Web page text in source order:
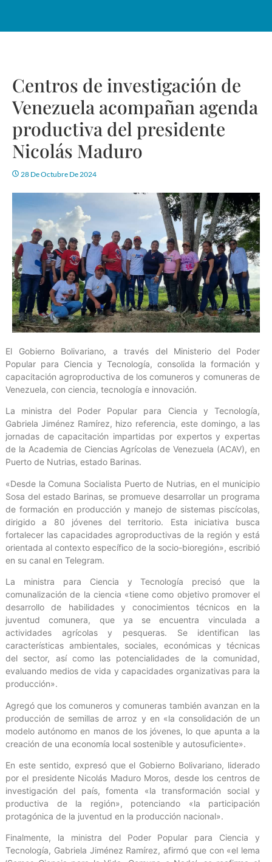
Centros de investigación de
Venezuela acompañan agenda
productiva del presidente
Nicolás Maduro
28 De Octubre De 2024
El Gobierno Bolivariano, a través del Ministerio del Poder
Popular para Ciencia y Tecnología, consolida la formación y
capacitación agroproductiva de los comuneros y comuneras de
Venezuela, con ciencia, tecnología e innovación.
La ministra del Poder Popular para Ciencia y Tecnología,
Gabriela Jiménez Ramírez, hizo referencia, este domingo, a las
jornadas de capacitación impartidas por expertos y expertas
de la Academia de Ciencias Agrícolas de Venezuela (ACAV), en
Puerto de Nutrias, estado Barinas.
«Desde la Comuna Socialista Puerto de Nutrias, en el municipio
Sosa del estado Barinas, se promueve desarrollar un programa
de formación en producción y manejo de sistemas piscícolas,
dirigido a 80 jóvenes del territorio. Esta iniciativa busca
fortalecer las capacidades agroproductivas de la región y está
orientada al contexto específico de la socio-bioregión», escribió
en su canal en Telegram.
La ministra para Ciencia y Tecnología precisó que la
comunalización de la ciencia «tiene como objetivo promover el
desarrollo de habilidades y conocimientos técnicos en la
juventud comunera, que ya se encuentra vinculada a
actividades agrícolas y pesqueras. Se identifican las
características ambientales, sociales, económicas y técnicas
del sector, así como las potencialidades de la comunidad,
evaluando medios de vida y capacidades organizativas para la
producción».
Agregó que los comuneros y comuneras también avanzan en la
producción de semillas de arroz y en «la consolidación de un
modelo autónomo en manos de los jóvenes, lo que apunta a la
creación de una economía local sostenible y autosuficiente».
En este sentido, expresó que el Gobierno Bolivariano, liderado
por el presidente Nicolás Maduro Moros, desde los centros de
investigación del país, fomenta «la transformación social y
productiva de la región», potenciando «la participación
protagónica de la juventud en la producción nacional».
Finalmente, la ministra del Poder Popular para Ciencia y
Tecnología, Gabriela Jiménez Ramírez, afirmó que con «el lema